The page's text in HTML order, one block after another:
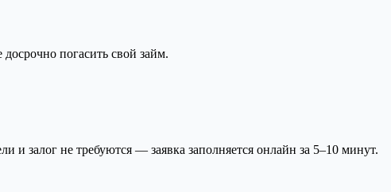
погасить свой займ.
и залог не требуются — заявка заполняется онлайн за 5–10 минут.